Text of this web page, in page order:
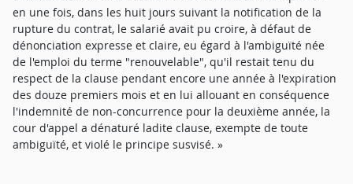
en une fois, dans les huit jours suivant la notification de la
rupture du contrat, le salarié avait pu croire, à défaut de
dénonciation expresse et claire, eu égard à l'ambiguïté née
de l'emploi du terme "renouvelable", qu'il restait tenu du
respect de la clause pendant encore une année à l'expiration
des douze premiers mois et en lui allouant en conséquence
l'indemnité de non-concurrence pour la deuxième année, la
cour d'appel a dénaturé ladite clause, exempte de toute
ambiguïté, et violé le principe susvisé. »